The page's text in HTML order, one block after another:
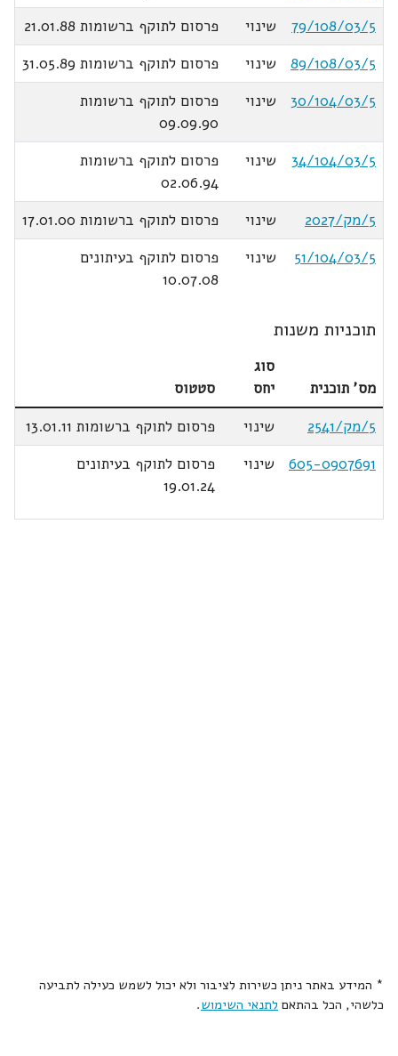
79/108/03/5
שינוי
פרסום לתוקף ברשומות 21.01.88
89/108/03/5
שינוי
פרסום לתוקף ברשומות 31.05.89
30/104/03/5
שינוי
פרסום לתוקף ברשומות
09.09.90
34/104/03/5
שינוי
פרסום לתוקף ברשומות
02.06.94
5/מק/2027
שינוי
פרסום לתוקף ברשומות 17.01.00
51/104/03/5
שינוי
פרסום לתוקף בעיתונים
10.07.08
תוכניות משנות
מס' תוכנית
סוג
יחס
סטטוס
5/מק/2541
שינוי
פרסום לתוקף ברשומות 13.01.11
605-0907691
שינוי
פרסום לתוקף בעיתונים
19.01.24
* המידע באתר ניתן כשירות לציבור ולא יכול לשמש כעילה לתביעה
כלשהי, הכל בהתאם לתנאי השימוש.